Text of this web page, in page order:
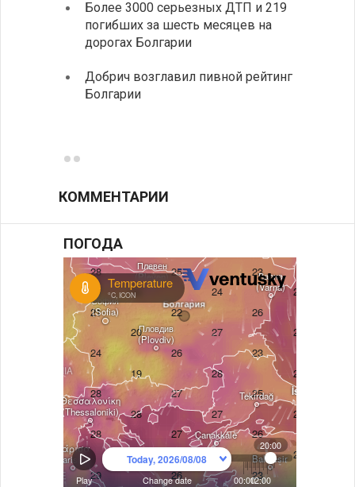
Более 3000 серьезных ДТП и 219
погибших за шесть месяцев на
дорогах Болгарии
Добрич возглавил пивной рейтинг
Болгарии
КОММЕНТАРИИ
ПОГОДА